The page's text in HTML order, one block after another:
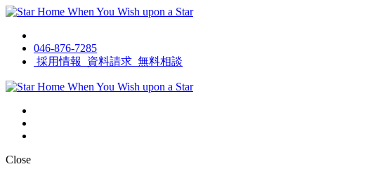
046-876-7285
採用情報
資料請求 無料相談
Close